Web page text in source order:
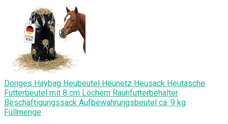
Dönges Haybag Heubeutel Heunetz Heusack Heutasche
Futterbeutel mit 8 cm Löchern Rauhfutterbehälter
Beschäftigungssack Aufbewahrungsbeutel ca. 9 kg
Füllmenge